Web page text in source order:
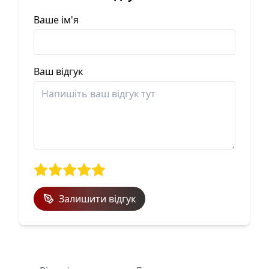
Ваше ім'я
Ваш відгук
Залишити відгук